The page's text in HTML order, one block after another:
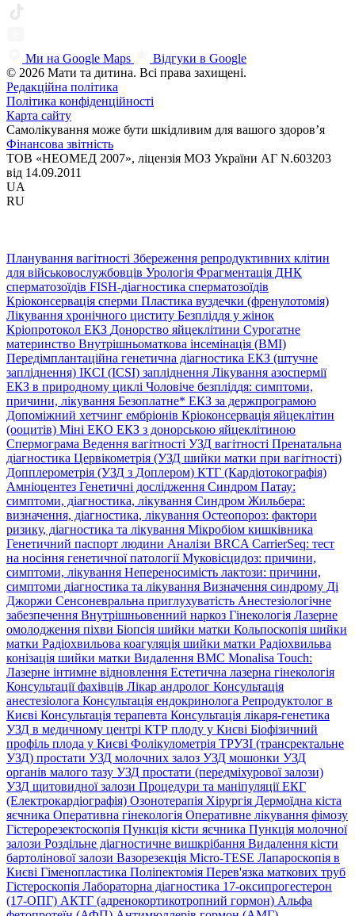
Ми на Google Maps
Відгуки в Google
© 2026 Мати та дитина. Всі права захищені.
Редакційна політика
Політика конфіденційності
Карта сайту
Самолікування може бути шкідливим для вашого здоров’я
Фінансова звітність
ТОВ «НЕОМЕД 2007», ліцензія МОЗ України АГ N.603203
від 14.09.2011
UA
RU
Планування вагітності Збереження репродуктивних клітин
для військовослужбовців Урологія Фрагментація ДНК
сперматозоїдів FISH-діагностика сперматозоїдів
Кріоконсервація сперми Пластика вуздечки (френулотомія)
Лікування хронічного циститу Безпліддя у жінок
Кріопротокол ЕКЗ Донорство яйцеклітини Сурогатне
материнство Внутрішньоматкова інсемінація (ВМІ)
Передімплантаційна генетична діагностика ЕКЗ (штучне
запліднення) ІКСІ (ICSI) запліднення Лікування азоспермії
ЕКЗ в природному циклі Чоловіче безпліддя: симптоми,
причини, лікування Безоплатне* ЕКЗ за держпрограмою
Допоміжний хетчинг ембріонів Кріоконсервація яйцеклітин
(ооцитів) Міні ЕКО ЕКЗ з донорською яйцеклітиною
Спермограма Ведення вагітності УЗД вагітності Пренатальна
діагностика Цервікометрія (УЗД шийки матки при вагітності)
Допплерометрія (УЗД з Доплером) КТГ (Кардіотокографія)
Амніоцентез Генетичні дослідження Синдром Патау:
симптоми, дiагностика, лiкування Синдром Жильбера:
визначення, діагностика, лікування Остеопороз: фактори
ризику, діагностика та лікування Мікробіом кишківника
Генетичний паспорт людини Аналізи BRCACarrierSeq: тест
на носіння генетичної патологіїМуковісцидоз: причини,
симптоми, лікування Непереносимість лактози: причини,
симптоми діагностика та лікування Визначення синдрому Ді
Джоржи Сенсоневральна приглухуватість Анестезіологічне
забезпечення Внутрішньовенний наркоз Гінекологія Лазерне
омолодження піхви Біопсія шийки матки Кольпоскопія шийки
матки Радіохвильова коагуляція шийки матки Радіохвильва
конізація шийки матки Видалення ВМС Monalisa Touch:
Лазерне інтимне відновлення Естетична лазерна гінекологія
Консультації фахівців Лікар андролог Консультація
анестезіолога Консультація ендокринолога Репродуктолог в
Києві Консультація терапевта Консультація лікаря-генетика
УЗД в медичному центрі КТР плоду у Києві Біофізичний
профіль плода у Києві Фолікулометрія ТРУЗІ (трансректальне
УЗД) простати УЗД молочних залоз УЗД мошонки УЗД
органів малого тазу УЗД простати (передміхурової залози)
УЗД щитовидної залози Процедури та маніпуляціїЕКГ
(Електрокардіографія) Озонотерапія Хірургія Дермоїдна кіста
яєчника Оперативна гінекологія Оперативне лікування фімозу
Гістерорезектоскопія Пункція кісти яєчника Пункція молочної
залози Роздільне діагностичне вишкрібання Видалення кісти
бартолінової залози Вазорезекція Micro-TESE Лапароскопія в
Києві Гіменопластика Поліпектомія Перев'язка маткових труб
Гістероскопія Лабораторна діагностика 17-оксипрогестерон
(17-ОПГ) АКТГ (адренокортикотропний гормон) Альфа